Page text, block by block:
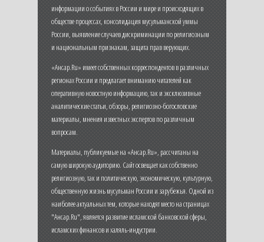
информации о событиях в России и мире и происходящих в
обществе процессах, консолидация мусульманской уммы
России, выявление случаев дискриминации по религиозным
и национальным признакам, защита прав верующих.
«Ансар.Ru» имеет собственных корреспондентов в различных
регионах России и предлагает вниманию читателей как
оперативную новостную информацию, так и эксклюзивные
аналитические статьи, обзоры, религиозно-богословские
материалы, мнения известных экспертов по различным
вопросам.
Материалы, публикуемые на «Ансар.Ru», рассчитаны на
самую широкую аудиторию. Сайт освещает как собственно
религиозную, так и политическую, экономическую, культурную,
общественную жизнь мусульман России и зарубежья. Одной из
наиболее актуальных тем, которые находят место на страницах
"Ансар.Ru", является развитие исламской банковской сферы,
исламских финансов и халяль-индустрии.